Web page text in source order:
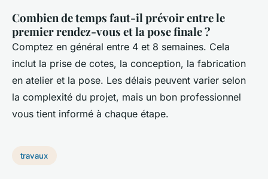
Combien de temps faut-il prévoir entre le
premier rendez-vous et la pose finale ?
Comptez en général entre 4 et 8 semaines. Cela
inclut la prise de cotes, la conception, la fabrication
en atelier et la pose. Les délais peuvent varier selon
la complexité du projet, mais un bon professionnel
vous tient informé à chaque étape.
travaux